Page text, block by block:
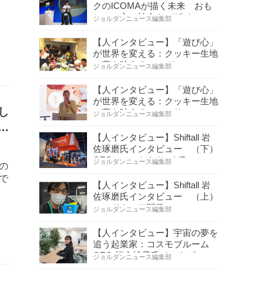
クのICOMAが描く未来 おも
ちゃの心で社会をデザイ…
ジョルダンニュース編集部
【人インタビュー】「遊び心」
が世界を変える：クッキー生地
で夢を叶える コロリ…
ジョルダンニュース編集部
【人インタビュー】「遊び心」
が世界を変える：クッキー生地
で夢を叶える コロリ…
ジョルダンニュース編集部
【人インタビュー】Shiftall 岩
佐琢磨氏インタビュー （下）
CESへのこだわり VR…
ジョルダンニュース編集部
【人インタビュー】Shiftall 岩
佐琢磨氏インタビュー （上）
ハードウェア開発へ…
ジョルダンニュース編集部
【人インタビュー】宇宙の夢を
追う起業家：コスモブルーム
CEO 福永桃子氏インタビ…
ジョルダンニュース編集部